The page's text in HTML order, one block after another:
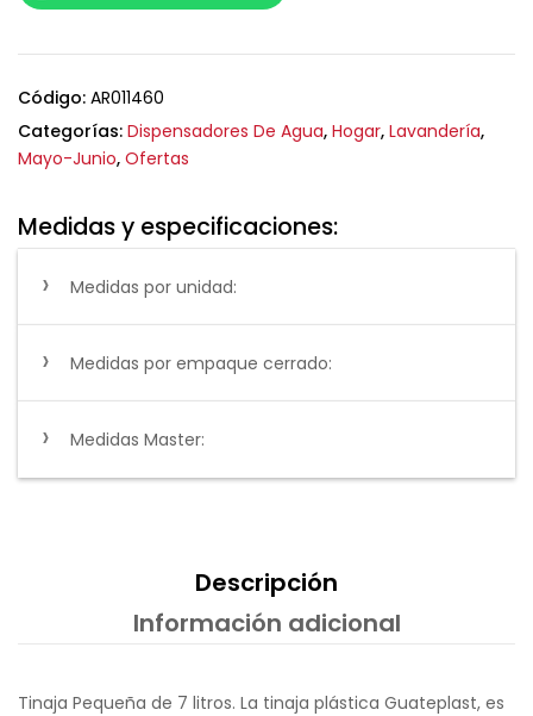
Código: AR011460
Categorías: Dispensadores De Agua, Hogar, Lavandería,
Mayo-Junio, Ofertas
Medidas y especificaciones:
Medidas por unidad:
Medidas por empaque cerrado:
Medidas Master:
Descripción
Información adicional
Tinaja Pequeña de 7 litros. La tinaja plástica Guateplast, es